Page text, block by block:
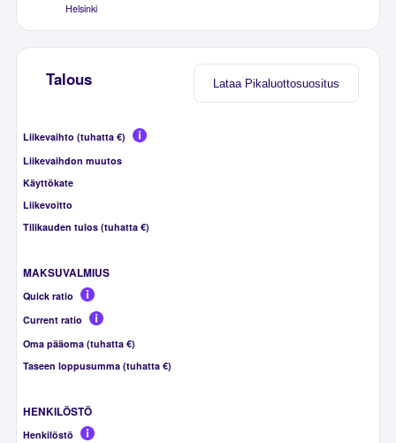
Helsinki
Lataa Pikaluottosuositus
Talous
Liikevaihto (tuhatta €)
Liikevaihdon muutos
Käyttökate
Liikevoitto
Tilikauden tulos (tuhatta €)
MAKSUVALMIUS
Quick ratio
Current ratio
Oma pääoma (tuhatta €)
Taseen loppusumma (tuhatta €)
HENKILÖSTÖ
Henkilöstö